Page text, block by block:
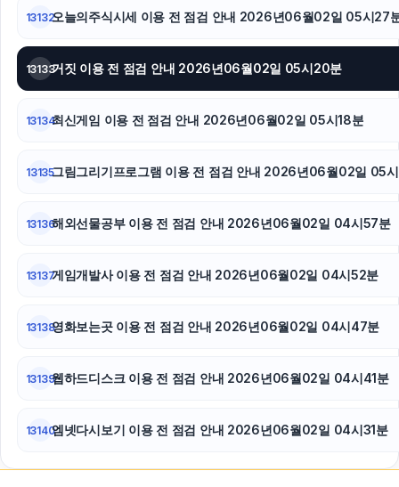
13132오늘의주식시세 이용 전 점검 안내 2026년06월02일 05시27
13133거짓 이용 전 점검 안내 2026년06월02일 05시20분
13134최신게임 이용 전 점검 안내 2026년06월02일 05시18분
13135그림그리기프로그램 이용 전 점검 안내 2026년06월02일 05
13136해외선물공부 이용 전 점검 안내 2026년06월02일 04시57분
13137게임개발사 이용 전 점검 안내 2026년06월02일 04시52분
13138영화보는곳 이용 전 점검 안내 2026년06월02일 04시47분
13139웹하드디스크 이용 전 점검 안내 2026년06월02일 04시41분
13140엠넷다시보기 이용 전 점검 안내 2026년06월02일 04시31분